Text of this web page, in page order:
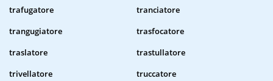
trafugatore
tranciatore
trangugiatore
trasfocatore
traslatore
trastullatore
trivellatore
truccatore